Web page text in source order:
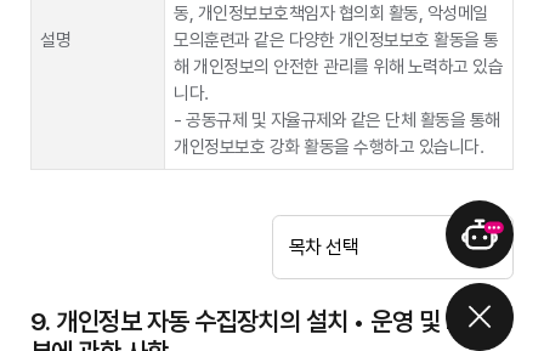
제공정보종류
성명, 생년월일, 성별, 전화번호, 유모바일 고객
번호
헬스케어서비스 종료 또는 해지 시 파기
요금제 혜택 제공을 위한 하나카드 회원 여부 확
이름, 전화번호, 자동이체 등록한 하나카드 번호,
유모바일 고객번호
설명
동, 개인정보보호책임자 협의회 활동, 악성메일
모의훈련과 같은 다양한 개인정보보호 활동을 통
해 개인정보의 안전한 관리를 위해 노력하고 있습
니다.
- 공동규제 및 자율규제와 같은 단체 활동을 통해
개인정보보호 강화 활동을 수행하고 있습니다.
목차 선택
9. 개인정보 자동 수집장치의 설치 • 운영 및 그 거